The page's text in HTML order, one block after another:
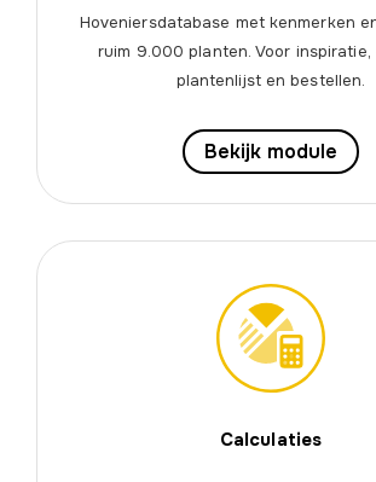
Hoveniersdatabase met kenmerken
ruim 9.000 planten. Voor
plantenlijst en bestellen.
Bekijk module
Calculaties